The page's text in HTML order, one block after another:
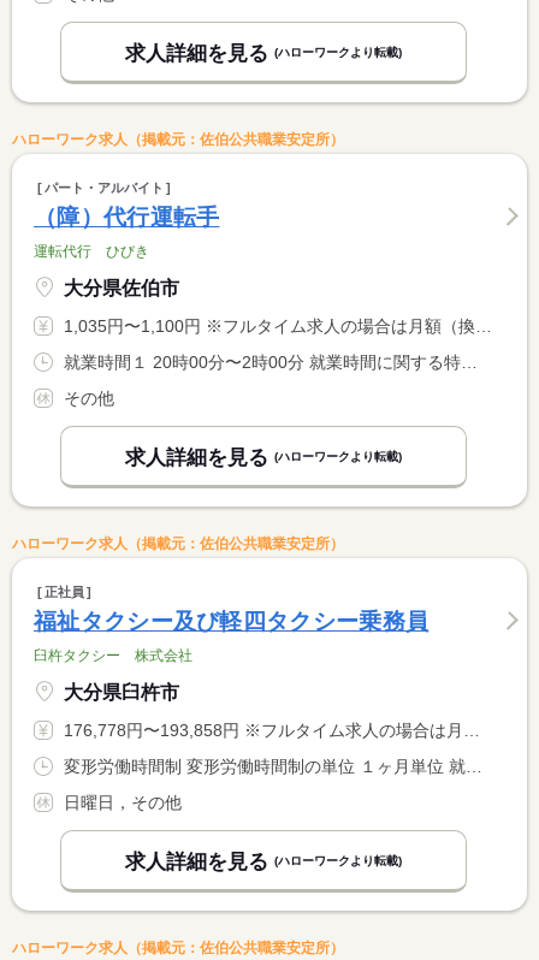
求人詳細を見る (ハローワークより転載)
ハローワーク求人（掲載元：佐伯公共職業安定所）
パート・アルバイト
（障）代行運転手
運転代行 ひびき
大分県佐伯市
1,035円〜1,100円 ※フルタイム求人の場合は月額（換算額）、パート求人の場合は時間額を表示しています。
その他
求人詳細を見る (ハローワークより転載)
ハローワーク求人（掲載元：佐伯公共職業安定所）
正社員
福祉タクシー及び軽四タクシー乗務員
臼杵タクシー 株式会社
大分県臼杵市
176,778円〜193,858円 ※フルタイム求人の場合は月額（換算額）、パート求人の場合は時間額を表示しています。
日曜日，その他
求人詳細を見る (ハローワークより転載)
ハローワーク求人（掲載元：佐伯公共職業安定所）